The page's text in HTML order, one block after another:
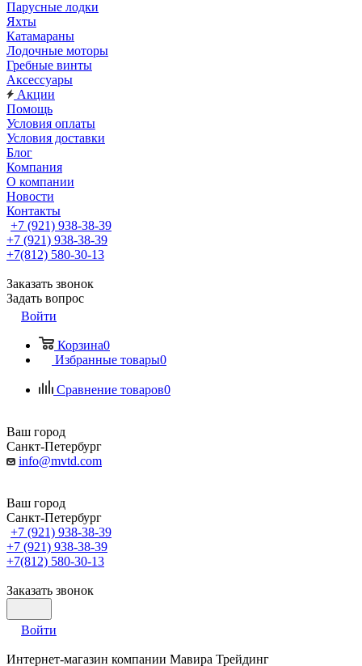
Парусные лодки
Яхты
Катамараны
Лодочные моторы
Гребные винты
Аксессуары
Акции
Помощь
Условия оплаты
Условия доставки
Блог
Компания
О компании
Новости
Контакты
+7 (921) 938-38-39
+7 (921) 938-38-39
+7(812) 580-30-13
Заказать звонок
Задать вопрос
Войти
Корзина0
Избранные товары0
Сравнение товаров0
Ваш город
Санкт-Петербург
info@mvtd.com
Ваш город
Санкт-Петербург
+7 (921) 938-38-39
+7 (921) 938-38-39
+7(812) 580-30-13
Заказать звонок
Войти
Интернет-магазин компании Мавира Трейдинг